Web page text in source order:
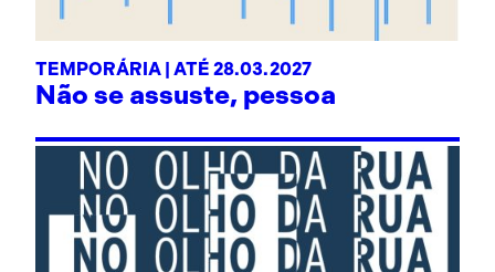
TEMPORÁRIA | ATÉ 28.03.2027
Não se assuste, pessoa